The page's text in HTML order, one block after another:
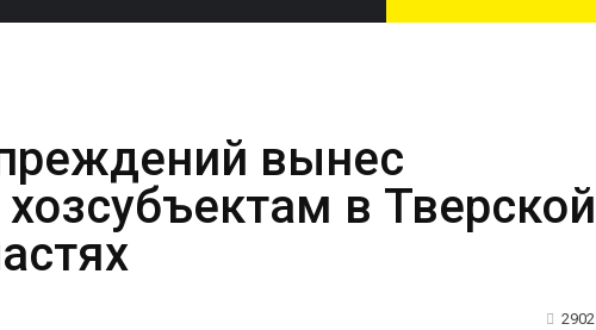
вынес
в Тверской
2902